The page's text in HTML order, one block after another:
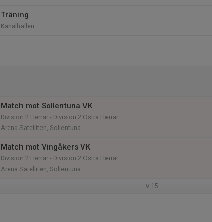
Träning
Kanalhallen
Match mot Sollentuna VK
Division 2 Herrar - Division 2 Östra Herrar
Arena Satelliten, Sollentuna
Match mot Vingåkers VK
Division 2 Herrar - Division 2 Östra Herrar
Arena Satelliten, Sollentuna
v.15